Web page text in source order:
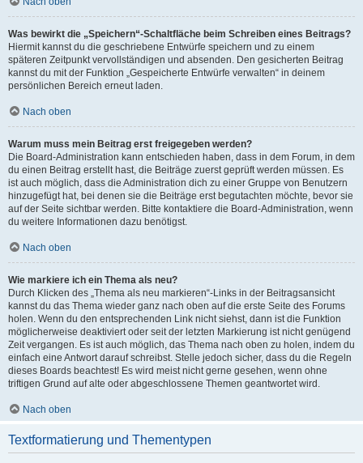
Was bewirkt die „Speichern“-Schaltfläche beim Schreiben eines Beitrags?
Hiermit kannst du die geschriebene Entwürfe speichern und zu einem
späteren Zeitpunkt vervollständigen und absenden. Den gesicherten Beitrag
kannst du mit der Funktion „Gespeicherte Entwürfe verwalten“ in deinem
persönlichen Bereich erneut laden.
Nach oben
Warum muss mein Beitrag erst freigegeben werden?
Die Board-Administration kann entschieden haben, dass in dem Forum, in dem
du einen Beitrag erstellt hast, die Beiträge zuerst geprüft werden müssen. Es
ist auch möglich, dass die Administration dich zu einer Gruppe von Benutzern
hinzugefügt hat, bei denen sie die Beiträge erst begutachten möchte, bevor sie
auf der Seite sichtbar werden. Bitte kontaktiere die Board-Administration, wenn
du weitere Informationen dazu benötigst.
Nach oben
Wie markiere ich ein Thema als neu?
Durch Klicken des „Thema als neu markieren“-Links in der Beitragsansicht
kannst du das Thema wieder ganz nach oben auf die erste Seite des Forums
holen. Wenn du den entsprechenden Link nicht siehst, dann ist die Funktion
möglicherweise deaktiviert oder seit der letzten Markierung ist nicht genügend
Zeit vergangen. Es ist auch möglich, das Thema nach oben zu holen, indem du
einfach eine Antwort darauf schreibst. Stelle jedoch sicher, dass du die Regeln
dieses Boards beachtest! Es wird meist nicht gerne gesehen, wenn ohne
triftigen Grund auf alte oder abgeschlossene Themen geantwortet wird.
Nach oben
Textformatierung und Thementypen